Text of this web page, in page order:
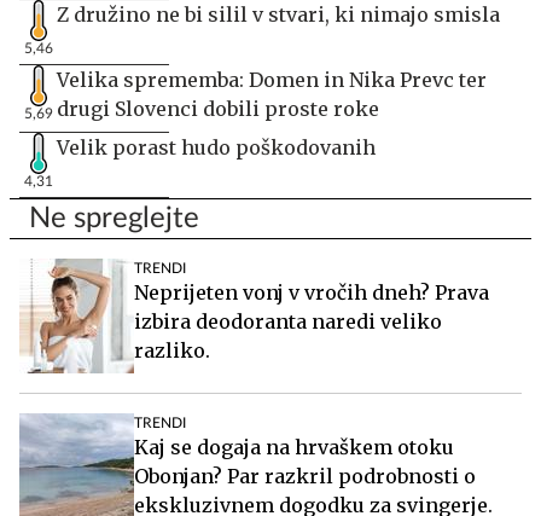
5,46
Z družino ne bi silil v stvari, ki nimajo smisla
5,69
Velika sprememba: Domen in Nika Prevc ter
drugi Slovenci dobili proste roke
4,31
Velik porast hudo poškodovanih
Ne spreglejte
TRENDI
Neprijeten vonj v vročih dneh? Prava
izbira deodoranta naredi veliko
razliko.
TRENDI
Kaj se dogaja na hrvaškem otoku
Obonjan? Par razkril podrobnosti o
ekskluzivnem dogodku za svingerje.